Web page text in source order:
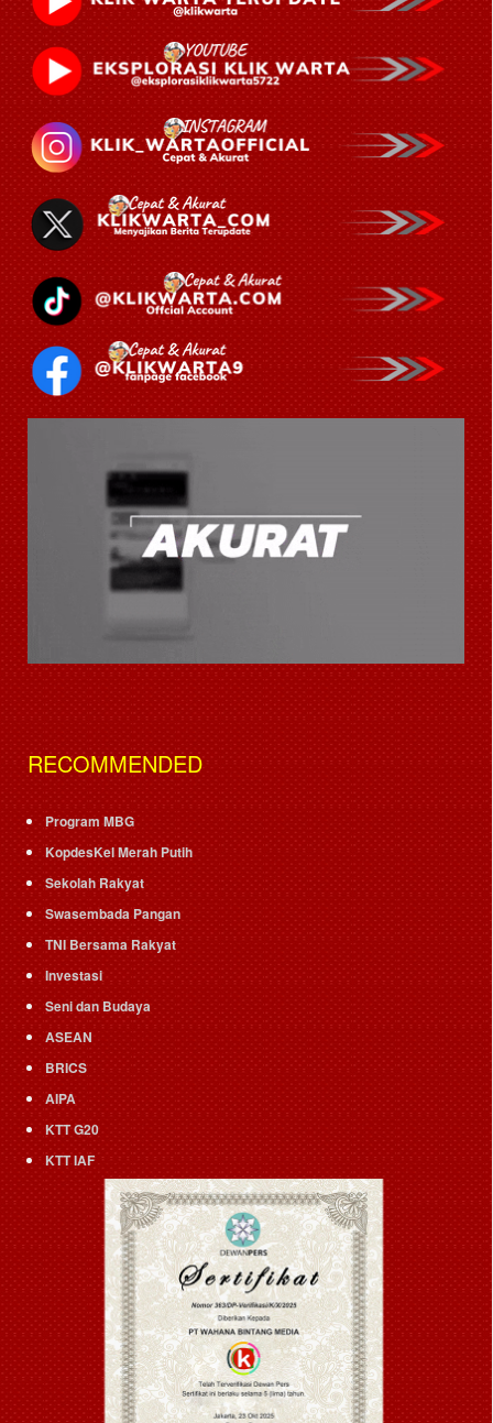
RECOMMENDED
Program MBG
KopdesKel Merah Putih
Sekolah Rakyat
Swasembada Pangan
TNI Bersama Rakyat
Investasi
Seni dan Budaya
ASEAN
BRICS
AIPA
KTT G20
KTT IAF